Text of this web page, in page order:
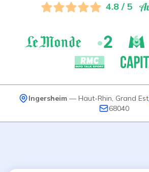
4.8 / 5
Ingersheim — Haut-Rhin Grand Est
68040